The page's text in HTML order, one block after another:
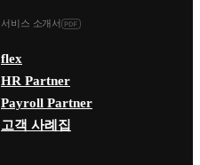
서비스 소개서
flex
HR Partner
Payroll Partner
고객 사례집